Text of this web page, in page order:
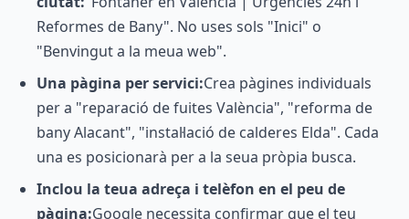
Reformes de Bany". No uses sols "Inici" o
"Benvingut a la meua web".
Una pàgina per servici:Crea pàgines individuals
per a "reparació de fuites València", "reforma de
bany Alacant", "instal·lació de calderes Elda". Cada
una es posicionarà per a la seua pròpia busca.
Inclou la teua adreça i telèfon en el peu de
pàgina:Google necessita confirmar que el teu